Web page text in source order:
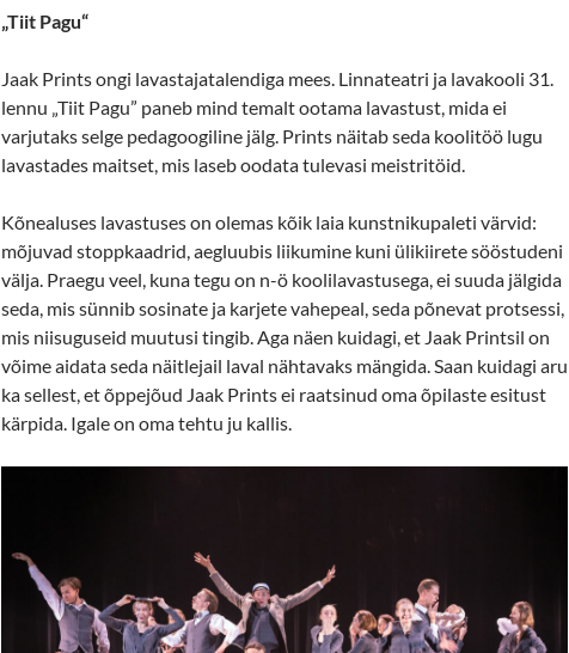
„Tiit Pagu“
Jaak Prints ongi lavastajatalendiga mees. Linnateatri ja lavakooli 31.
lennu „Tiit Pagu” paneb mind temalt ootama lavastust, mida ei
varjutaks selge pedagoogiline jälg. Prints näitab seda koolitöö lugu
lavastades maitset, mis laseb oodata tulevasi meistritöid.
Kõnealuses lavastuses on olemas kõik laia kunstnikupaleti värvid:
mõjuvad stoppkaadrid, aegluubis liikumine kuni ülikiirete sööstudeni
välja. Praegu veel, kuna tegu on n-ö koolilavastusega, ei suuda jälgida
seda, mis sünnib sosinate ja karjete vahepeal, seda põnevat protsessi,
mis niisuguseid muutusi tingib. Aga näen kuidagi, et Jaak Printsil on
võime aidata seda näitlejail laval nähtavaks mängida. Saan kuidagi aru
ka sellest, et õppejõud Jaak Prints ei raatsinud oma õpilaste esitust
kärpida. Igale on oma tehtu ju kallis.